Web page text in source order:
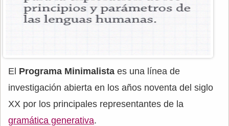
El Programa Minimalista es una línea de
investigación abierta en los años noventa del siglo
XX por los principales representantes de la
gramática generativa.